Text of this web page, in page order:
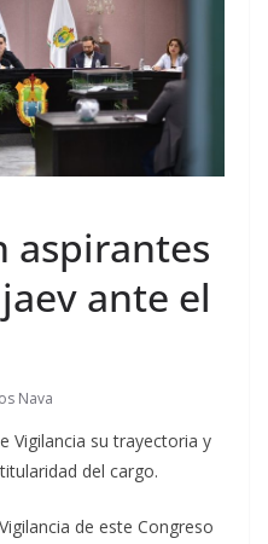
aspirantes
ante el
Nava
Vigilancia su trayectoria y
del cargo.
de este Congreso